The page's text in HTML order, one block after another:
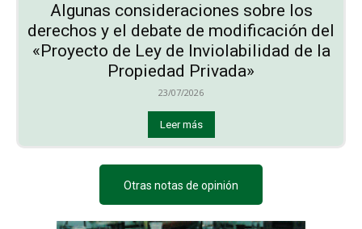
Algunas consideraciones sobre los
derechos y el debate de modificación del
«Proyecto de Ley de Inviolabilidad de la
Propiedad Privada»
23/07/2026
Leer más
Otras notas de opinión